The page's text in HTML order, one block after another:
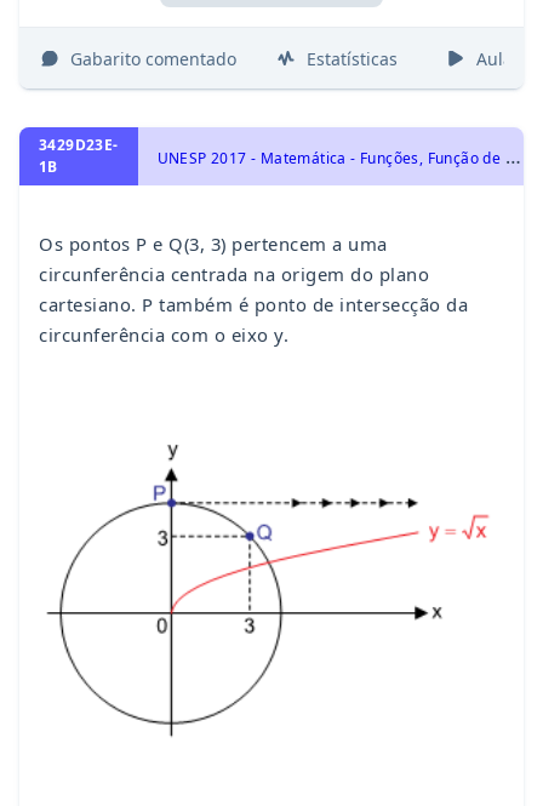
Gabarito comentado Estatísticas Aulas
3429D23E-
1B
U
NESP 2017 - Matemática - Funções, Função de 2º Grau
Os pontos P e Q(3, 3) pertencem a uma
circunferência centrada na origem do plano
cartesiano. P também é ponto de intersecção da
circunferência com o eixo y.